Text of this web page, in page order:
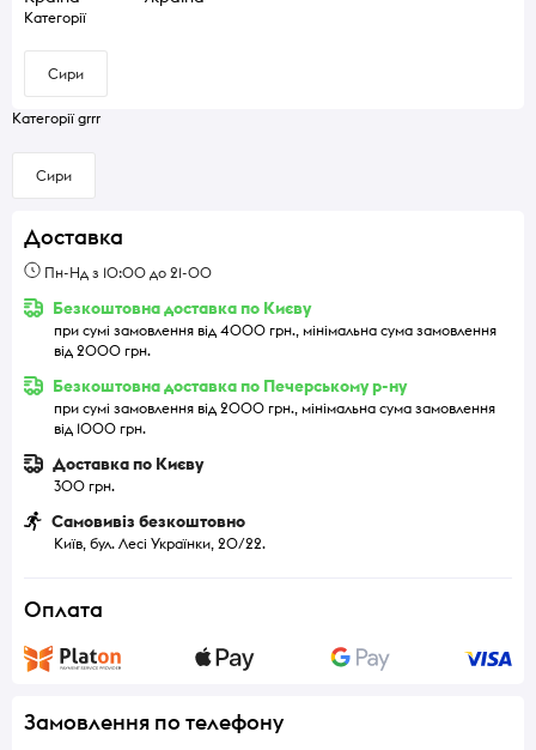
Категорії
Сири
Категорії grrr
Сири
Доставка
Пн-Нд з 10:00 до 21-00
Безкоштовна доставка по Києву
при сумі замовлення від 4000 грн., мінімальна сума замовлення
від 2000 грн.
Безкоштовна доставка по Печерському р-ну
при сумі замовлення від 2000 грн., мінімальна сума замовлення
від 1000 грн.
Доставка по Києву
300 грн.
Самовивіз безкоштовно
Київ, бул. Лесі Українки, 20/22.
Оплата
Замовлення по телефону